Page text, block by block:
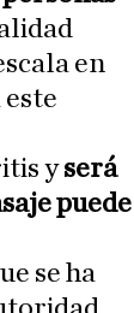
en
yserá
puede
se ha